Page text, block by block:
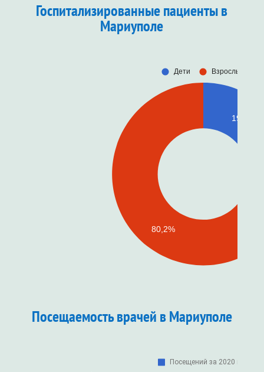
Госпитализированные пациенты в
Мариуполе
Посещаемость врачей в Мариуполе